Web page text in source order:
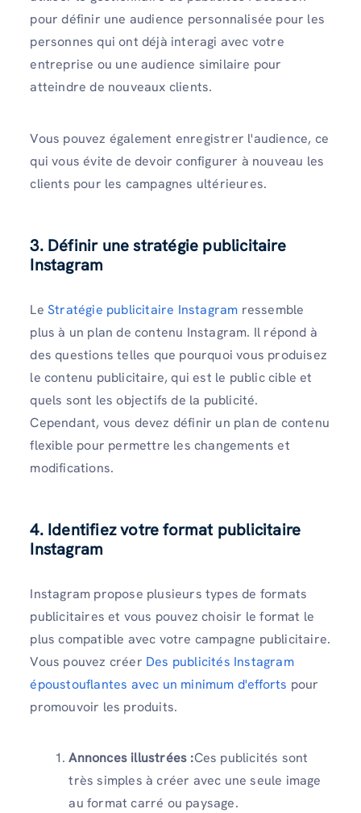
pour définir une audience personnalisée pour les
personnes qui ont déjà interagi avec votre
entreprise ou une audience similaire pour
atteindre de nouveaux clients.
Vous pouvez également enregistrer l'audience, ce
qui vous évite de devoir configurer à nouveau les
clients pour les campagnes ultérieures.
3. Définir une stratégie publicitaire
Instagram
Le Stratégie publicitaire Instagram ressemble
plus à un plan de contenu Instagram. Il répond à
des questions telles que pourquoi vous produisez
le contenu publicitaire, qui est le public cible et
quels sont les objectifs de la publicité.
Cependant, vous devez définir un plan de contenu
flexible pour permettre les changements et
modifications.
4. Identifiez votre format publicitaire
Instagram
Instagram propose plusieurs types de formats
publicitaires et vous pouvez choisir le format le
plus compatible avec votre campagne publicitaire.
Vous pouvez créer Des publicités Instagram
époustouflantes avec un minimum d'efforts pour
promouvoir les produits.
Annonces illustrées :Ces publicités sont
très simples à créer avec une seule image
au format carré ou paysage.